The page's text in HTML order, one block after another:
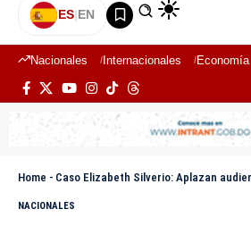
ES|EN
Nacionales Internacionales Economía
Home - Caso Elizabeth Silverio: Aplazan
NACIONALES